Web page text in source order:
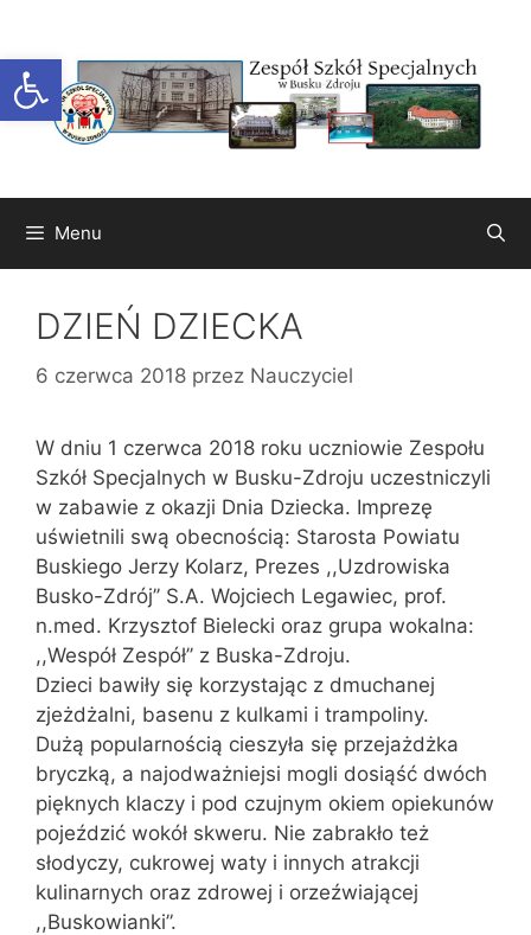
Otwórz pasek narzędzi
treści
Menu
DZIEŃ DZIECKA
6 czerwca 2018 przez Nauczyciel
W dniu 1 czerwca 2018 roku uczniowie Zespołu
Szkół Specjalnych w Busku-Zdroju uczestniczyli
w zabawie z okazji Dnia Dziecka. Imprezę
uświetnili swą obecnością: Starosta Powiatu
Buskiego Jerzy Kolarz, Prezes ,,Uzdrowiska
Busko-Zdrój’’ S.A. Wojciech Legawiec, prof.
n.med. Krzysztof Bielecki oraz grupa wokalna:
,,Wespół Zespół’’ z Buska-Zdroju.
Dzieci bawiły się korzystając z dmuchanej
zjeżdżalni, basenu z kulkami i trampoliny.
Dużą popularnością cieszyła się przejażdżka
bryczką, a najodważniejsi mogli dosiąść dwóch
pięknych klaczy i pod czujnym okiem opiekunów
pojeździć wokół skweru. Nie zabrakło też
słodyczy, cukrowej waty i innych atrakcji
kulinarnych oraz zdrowej i orzeźwiającej
,,Buskowianki”.